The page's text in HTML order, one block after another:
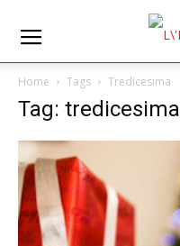
Home Tags Tredicesima
Tag: tredicesima